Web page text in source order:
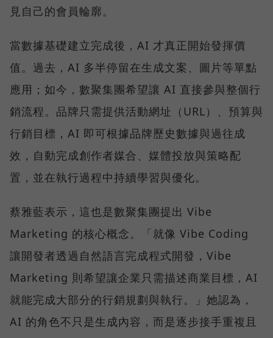
見自己的會員輪廓。
當數據基礎建立完成後，AI 才真正開始發揮價
值。過去，AI 多半停留在生成文案、圖片等單點
應用；如今，數聚集團希望讓 AI 直接參與整個行
銷流程。品牌只需提供活動網址（URL）、預算與
行銷目標，AI 即可根據品牌歷史數據與過往成
效，自動完成創作者媒合、媒體投放與策略配
置，並在執行過程中持續學習與優化。
蔡雅藍表示，這也是數聚集團提出 Vibe
Marketing 的核心概念。「就像 Vibe Coding
讓開發者透過自然語言完成程式開發，Vibe
Marketing 則希望讓企業只需描述商業目標，AI
就能完成大部分的行銷規劃與執行。」她認為，
AI 的角色不只是生成內容，而是逐步接手重複且